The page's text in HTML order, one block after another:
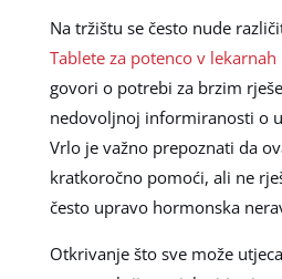
Na tržištu se često nude
Tablete za potenco v lekarnah
govori o potrebi za brzim
nedovoljnoj informiranosti o
Vrlo je važno prepoznati da
kratkoročno pomoći, ali ne
često upravo hormonska
Otkrivanje što sve može